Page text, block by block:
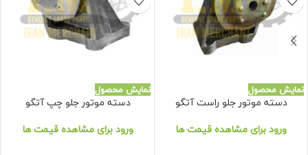
نمایش محصول
دسته موتور جلو راست آتگو
ورود برای مشاهده قیمت ها
نمایش محصول
دسته موتور جلو چپ آتگو
ورود برای مشاهده قیمت ها